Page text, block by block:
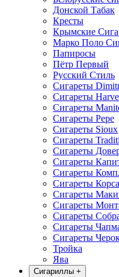
Донской Табак
Кресты
Крымские
Марко Поло
Папиросы
Пётр Первый
Русский Стиль
Сигареты
Сигареты
Сигареты
Сигареты Pepe
Сигареты Sioux
Сигареты
Сигареты
Сигареты
Сигареты
Сигареты
Сигареты
Сигареты
Сигареты
Сигареты
Сигареты
Тройка
Ява
Сигариллы +